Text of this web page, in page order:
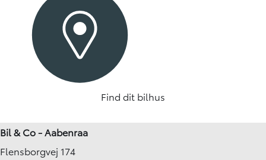
Find dit bilhus
Bil & Co - Aabenraa
Flensborgvej 174